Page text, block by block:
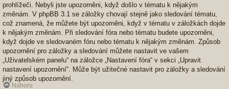
prohlížeči. Nebyli jste upozorněni, když došlo v tématu k nějakým
změnám. V phpBB 3.1 se záložky chovají stejně jako sledování tématu,
což znamená, že můžete být upozorněni, když v tématu v záložkách dojde
k nějakým změnám. Při sledování fóra nebo tématu budete upozorněni,
když dojde ve sledovaném fóru nebo tématu k nějakým změnám. Způsob
upozornění pro záložky a sledování můžete nastavit ve vašem
„Uživatelském panelu“ na záložce „Nastavení fóra“ v sekci „Upravit
nastavení upozornění“. Může být užitečné nastavit pro záložky a sledování
jiný způsob upozornění.
Nahoru